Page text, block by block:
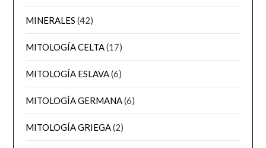
MINERALES (42)
MITOLOGÍA CELTA(17)
MITOLOGÍA ESLAVA(6)
MITOLOGÍA GERMANA(6)
MITOLOGÍA GRIEGA(2)